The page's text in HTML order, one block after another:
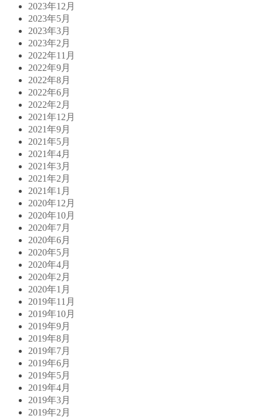
2023年12月
2023年5月
2023年3月
2023年2月
2022年11月
2022年9月
2022年8月
2022年6月
2022年2月
2021年12月
2021年9月
2021年5月
2021年4月
2021年3月
2021年2月
2021年1月
2020年12月
2020年10月
2020年7月
2020年6月
2020年5月
2020年4月
2020年2月
2020年1月
2019年11月
2019年10月
2019年9月
2019年8月
2019年7月
2019年6月
2019年5月
2019年4月
2019年3月
2019年2月